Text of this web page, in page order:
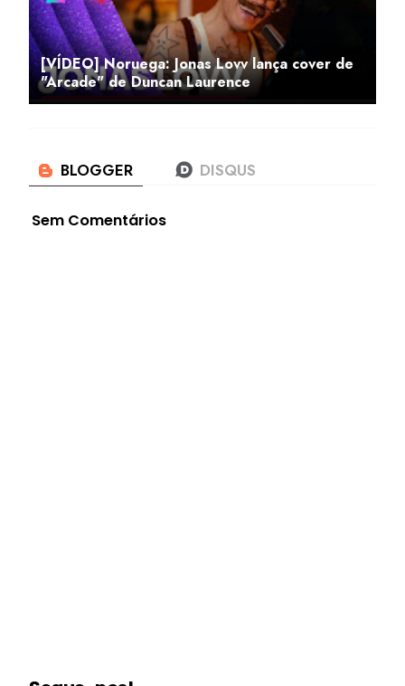
[VÍDEO] Noruega: Jonas Lovv lança cover de
"Arcade" de Duncan Laurence
Sem Comentários